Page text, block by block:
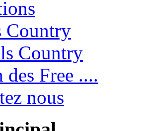
Country
Country
des Free ....
nous